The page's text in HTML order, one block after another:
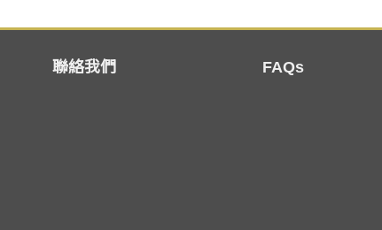
聯絡我們 FAQs